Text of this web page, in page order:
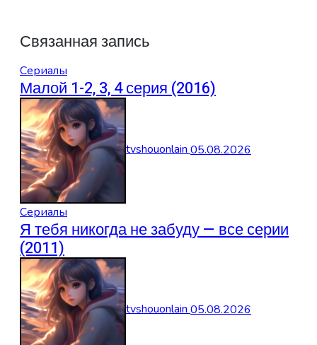
Связанная запись
Сериалы
Малой 1-2, 3, 4 серия (2016)
tvshouonlain05.08.2026
Сериалы
Я тебя никогда не забуду — все серии
(2011)
tvshouonlain05.08.2026